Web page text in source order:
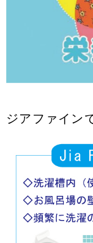
ジアファイン